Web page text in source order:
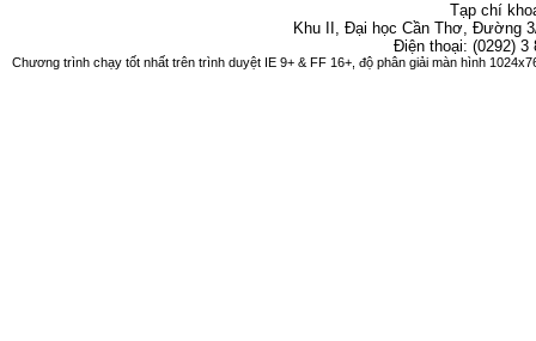
Tạp chí
Khu II, Đại học Cần Thơ, Đường
Điện thoại: (0292)
Chương trình chạy tốt nhất trên trình duyệt IE 9+ & FF 16+, độ phân giải màn hình